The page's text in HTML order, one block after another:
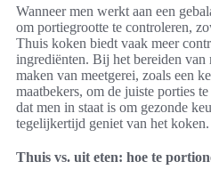
Wanneer men werkt aan een
om portiegrootte te controleren,
Thuis koken biedt vaak meer
ingrediënten. Bij het bereiden
maken van meetgerei, zoals een
maatbekers, om de juiste porties
dat men in staat is om gezonde
tegelijkertijd geniet van het koken.
Thuis vs. uit eten: hoe te